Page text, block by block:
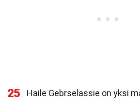
25
Haile Gebrselassie on yksi